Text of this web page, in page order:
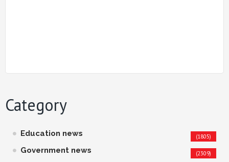
Category
Education news (1805)
Government news (2309)